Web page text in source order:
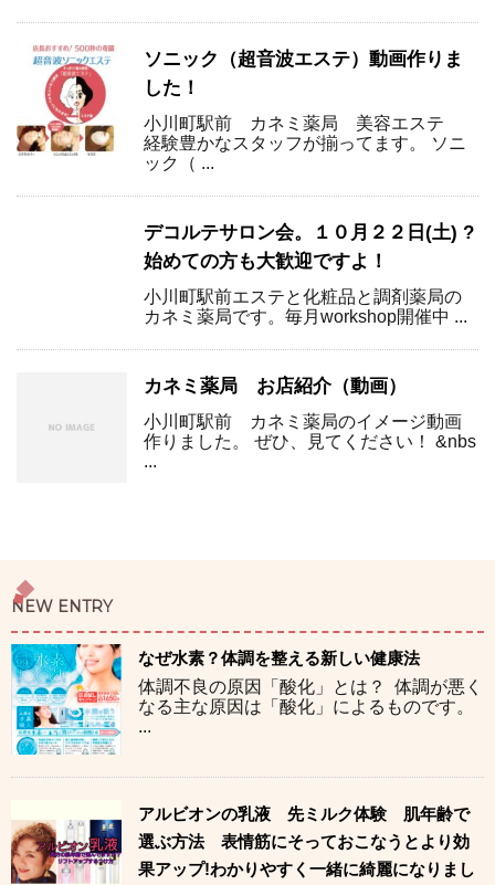
ソニック（超音波エステ）動画作りま
した！
小川町駅前 カネミ薬局 美容エステ
経験豊かなスタッフが揃ってます。 ソニ
ック（ ...
デコルテサロン会。１０月２２日(土) ?
始めての方も大歓迎ですよ！
小川町駅前エステと化粧品と調剤薬局の
カネミ薬局です。毎月workshop開催中 ...
カネミ薬局 お店紹介（動画）
小川町駅前 カネミ薬局のイメージ動画
作りました。 ぜひ、見てください！ &nbs
...
NEW ENTRY
なぜ水素？体調を整える新しい健康法
体調不良の原因「酸化」とは？ 体調が悪く
なる主な原因は「酸化」によるものです。
...
アルビオンの乳液 先ミルク体験 肌年齢で
選ぶ方法 表情筋にそっておこなうとより効
果アップ!わかりやすく一緒に綺麗になりまし